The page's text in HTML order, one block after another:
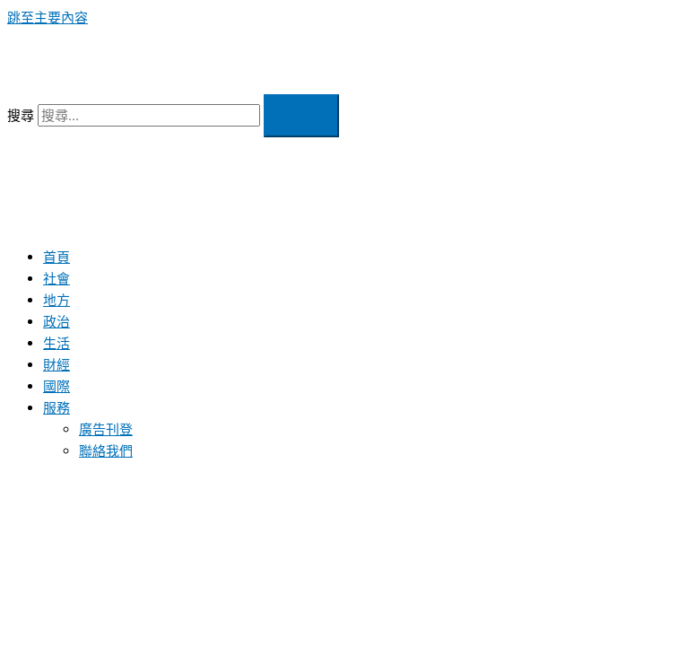
跳至主要內容
搜尋
首頁
社會
地方
政治
生活
財經
國際
服務
廣告刊登
聯絡我們